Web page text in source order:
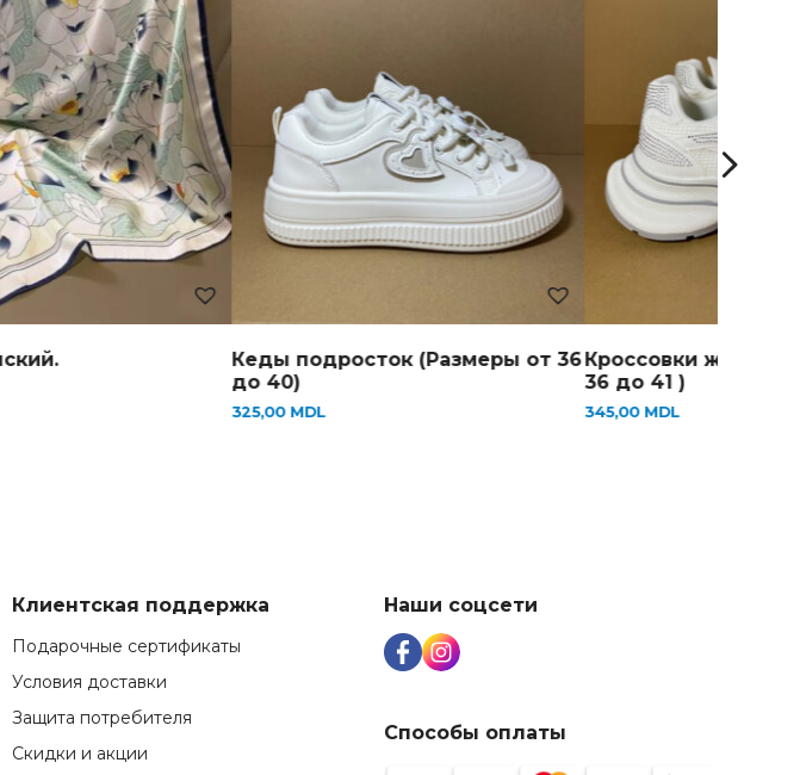
(Размеры от 36Кроссовки женские (Размеры от
36 до 41 )
345,00MDL
Кроссовки
39 до 44)
345,00MDL
Клиентская поддержка
Подарочные сертификаты
Условия доставки
Защита потребителя
Скидки и акции
Наши соцсети
Способы оплаты